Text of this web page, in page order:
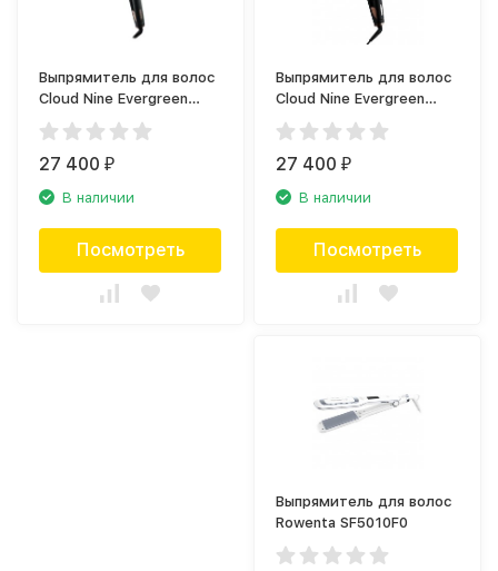
Выпрямитель для волос
Cloud Nine Evergreen
C90471EG
27 400₽
В наличии
Посмотреть
Выпрямитель для волос
Cloud Nine Evergreen
C90457EG
27 400₽
В наличии
Посмотреть
Выпрямитель для волос
Rowenta SF5010F0